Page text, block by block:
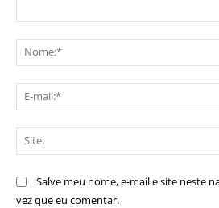
Salve meu nome, e-mail e site neste
vez que eu comentar.